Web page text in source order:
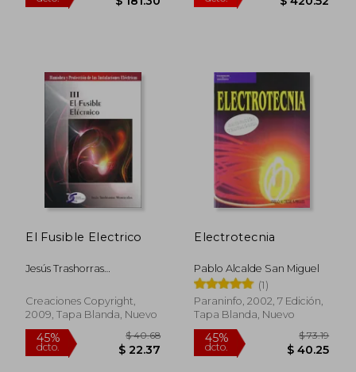
45% $ 30.95 45%
El Fusible Electrico
Jesús Trashorras
Creaciones Copyright,
2009, Tapa Blanda, Nuevo
Electrotecnia
Pablo Alcalde San Miguel
(1)
Paraninfo, 2002, 7 Edición,
Tapa Blanda, Nuevo